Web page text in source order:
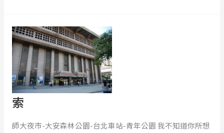
索
師大夜市-大安森林公園-台北車站-青年公園 我不知道你所想